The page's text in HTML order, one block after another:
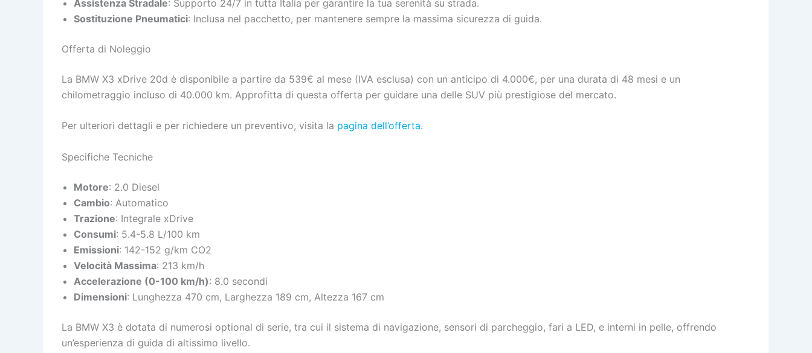
Assistenza Stradale: Supporto 24/7 in tutta Italia per garantire la tua serenità su strada.
Sostituzione Pneumatici: Inclusa nel pacchetto, per mantenere sempre la massima sicurezza di guida.
Offerta di Noleggio
La BMW X3 xDrive 20d è disponibile a partire da 539€ al mese (IVA esclusa) con un anticipo di 4.000€, per una durata di 48 mesi e un
chilometraggio incluso di 40.000 km. Approfitta di questa offerta per guidare una delle SUV più prestigiose del mercato.
Per ulteriori dettagli e per richiedere un preventivo, visita la pagina dell’offerta.
Specifiche Tecniche
Motore: 2.0 Diesel
Cambio: Automatico
Trazione: Integrale xDrive
Consumi: 5.4-5.8 L/100 km
Emissioni: 142-152 g/km CO2
Velocità Massima: 213 km/h
Accelerazione (0-100 km/h): 8.0 secondi
Dimensioni: Lunghezza 470 cm, Larghezza 189 cm, Altezza 167 cm
La BMW X3 è dotata di numerosi optional di serie, tra cui il sistema di navigazione, sensori di parcheggio, fari a LED, e interni in pelle, offrendo
un’esperienza di guida di altissimo livello.